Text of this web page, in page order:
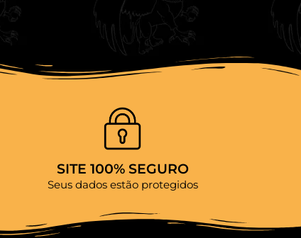
SITE 100% SEGURO
Seus dados estão protegidos